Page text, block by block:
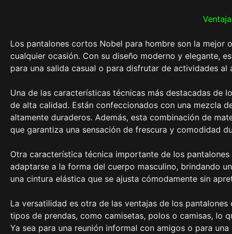
Los pantalones cortos Nobel para hombre son la
cualquier ocasión. Con su diseño moderno y elegante,
para una salida casual o para disfrutar de actividades al
Una de las características técnicas más destacadas de
de alta calidad. Están confeccionados con una mezcla
altamente duraderos. Además, esta combinación de
que garantiza una sensación de frescura y comodidad
Otra característica técnica importante de los
adaptarse a la forma del cuerpo masculino, brindando
una cintura elástica que se ajusta cómodamente sin
La versatilidad es otra de las ventajas de los
tipos de prendas, como camisetas, polos o camisas, lo
Ya sea para una reunión informal con amigos o para